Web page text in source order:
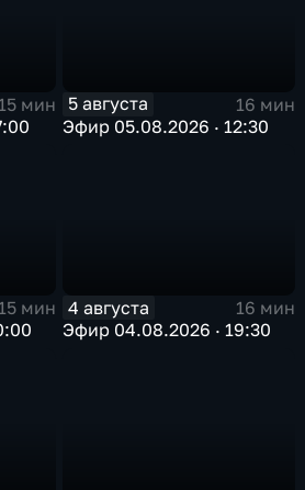
15 мин
5 августа
16 мин
Эфир 05.08.2026 · 12:30
15 мин
4 августа
16 мин
Эфир 04.08.2026 · 19:30